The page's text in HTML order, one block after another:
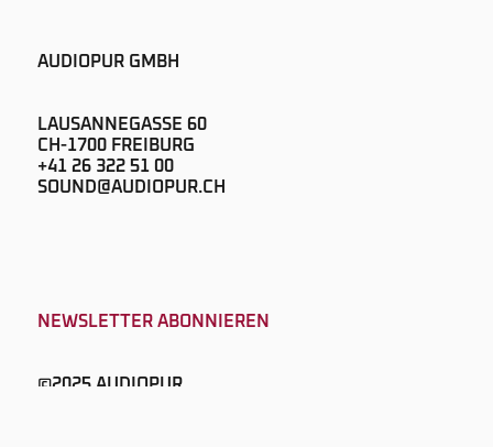
AUDIOPUR GMBH
LAUSANNEGASSE 60
CH-1700 FREIBURG
+41 26 322 51 00
SOUND@AUDIOPUR.CH
NEWSLETTER ABONNIEREN
©2025 AUDIOPUR